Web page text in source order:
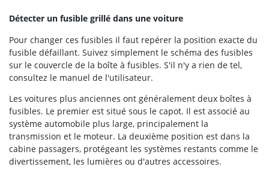
Détecter un fusible grillé dans une voiture
Pour changer ces fusibles il faut repérer la position exacte du
fusible défaillant. Suivez simplement le schéma des fusibles
sur le couvercle de la boîte à fusibles. S'il n'y a rien de tel,
consultez le manuel de l'utilisateur.
Les voitures plus anciennes ont généralement deux boîtes à
fusibles. Le premier est situé sous le capot. Il est associé au
système automobile plus large, principalement la
transmission et le moteur. La deuxième position est dans la
cabine passagers, protégeant les systèmes restants comme le
divertissement, les lumières ou d'autres accessoires.